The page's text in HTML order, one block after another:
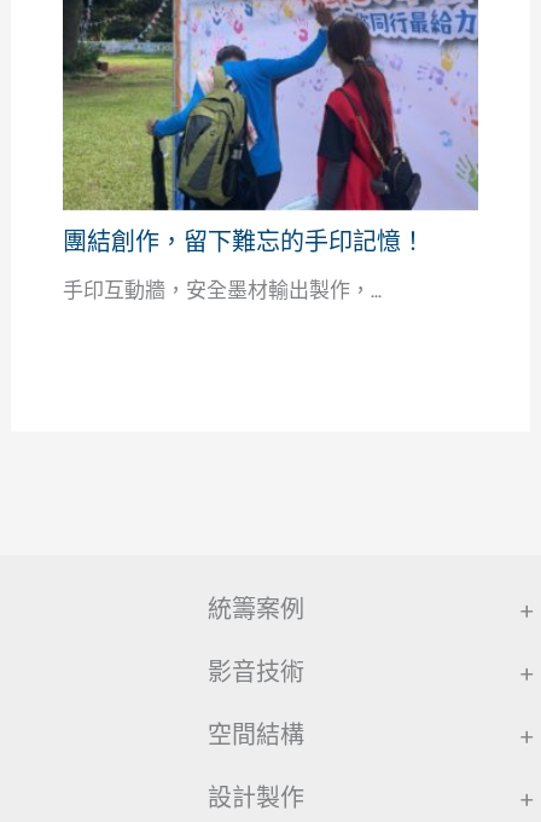
團結創作，留下難忘的手印記憶！
手印互動牆，安全墨材輸出製作，...
統籌案例 +
影音技術 +
空間結構 +
設計製作 +